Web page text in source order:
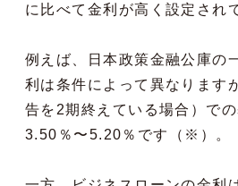
に比べて金利が高く設定され
例えば、日本政策金融公庫の
利は条件によって異なります
告を2期終えている場合）で
3.50％〜5.20％です（※）。